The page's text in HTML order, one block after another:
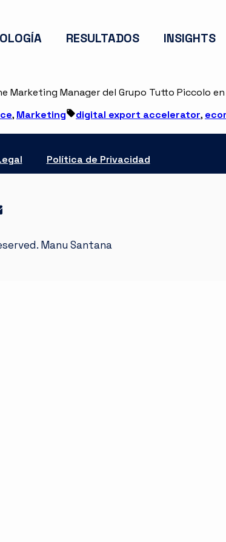
RESULTADOS INSIGHTS
Marketing Manager del Grupo Tutto Piccolo
, Marketing digital export accelerator,
Política de Privacidad
Manu Santana